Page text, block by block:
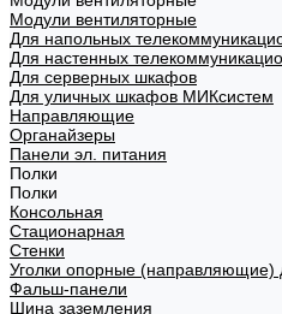
Модули вентиляторные
Для напольных
Для настенных
Для серверных шкафов
Для уличных шкафов МИКсистем
Направляющие
Органайзеры
Панели эл. питания
Полки
Полки
Консольная
Стационарная
Стенки
Уголки опорные
Фальш-панели
Шина заземления